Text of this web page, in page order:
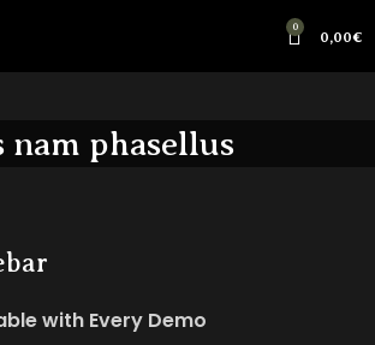
0
0,00€
nam phasellus
with Every Demo